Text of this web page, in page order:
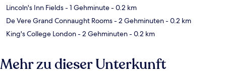
Lincoln's Inn Fields- 1 Gehminute- 0.2 km
De Vere Grand Connaught Rooms- 2 Gehminuten- 0.2 km
King's College London- 2 Gehminuten- 0.2 km
Mehr zu dieser Unterkunft